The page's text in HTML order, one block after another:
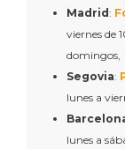
Madrid :
viernes de
domingos,
Segovia:
lunes a
lunes a